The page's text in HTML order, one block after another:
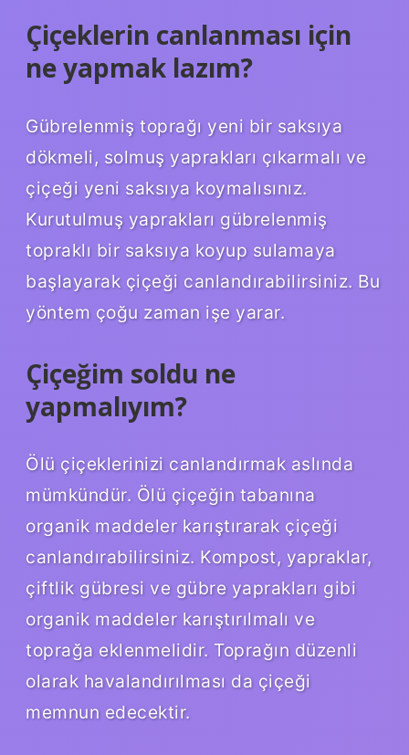
Çiçeklerin canlanması için
ne yapmak lazım?
Gübrelenmiş toprağı yeni bir saksıya
dökmeli, solmuş yaprakları çıkarmalı ve
çiçeği yeni saksıya koymalısınız.
Kurutulmuş yaprakları gübrelenmiş
topraklı bir saksıya koyup sulamaya
başlayarak çiçeği canlandırabilirsiniz. Bu
yöntem çoğu zaman işe yarar.
Çiçeğim soldu ne
yapmalıyım?
Ölü çiçeklerinizi canlandırmak aslında
mümkündür. Ölü çiçeğin tabanına
organik maddeler karıştırarak çiçeği
canlandırabilirsiniz. Kompost, yapraklar,
çiftlik gübresi ve gübre yaprakları gibi
organik maddeler karıştırılmalı ve
toprağa eklenmelidir. Toprağın düzenli
olarak havalandırılması da çiçeği
memnun edecektir.